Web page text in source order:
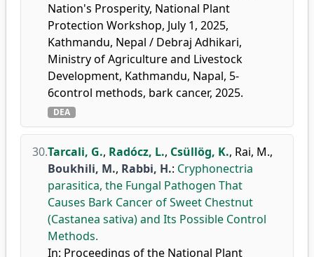
Nation's Prosperity, National Plant
Protection Workshop, July 1, 2025,
Kathmandu, Nepal / Debraj Adhikari,
Ministry of Agriculture and Livestock
Development, Kathmandu, Napal, 5-
6control methods, bark cancer, 2025.
DEA
30.Tarcali, G., Radócz, L., Csüllög, K., Rai, M.,
Boukhili, M., Rabbi, H.: Cryphonectria
parasitica, the Fungal Pathogen That
Causes Bark Cancer of Sweet Chestnut
(Castanea sativa) and Its Possible Control
Methods.
In: Proceedings of the National Plant